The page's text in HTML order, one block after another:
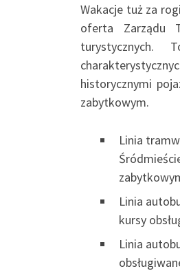
Wakacje tuż za
oferta Zarządu
historycznymi
zabytkowym.
Linia
Linia
kursy
Linia